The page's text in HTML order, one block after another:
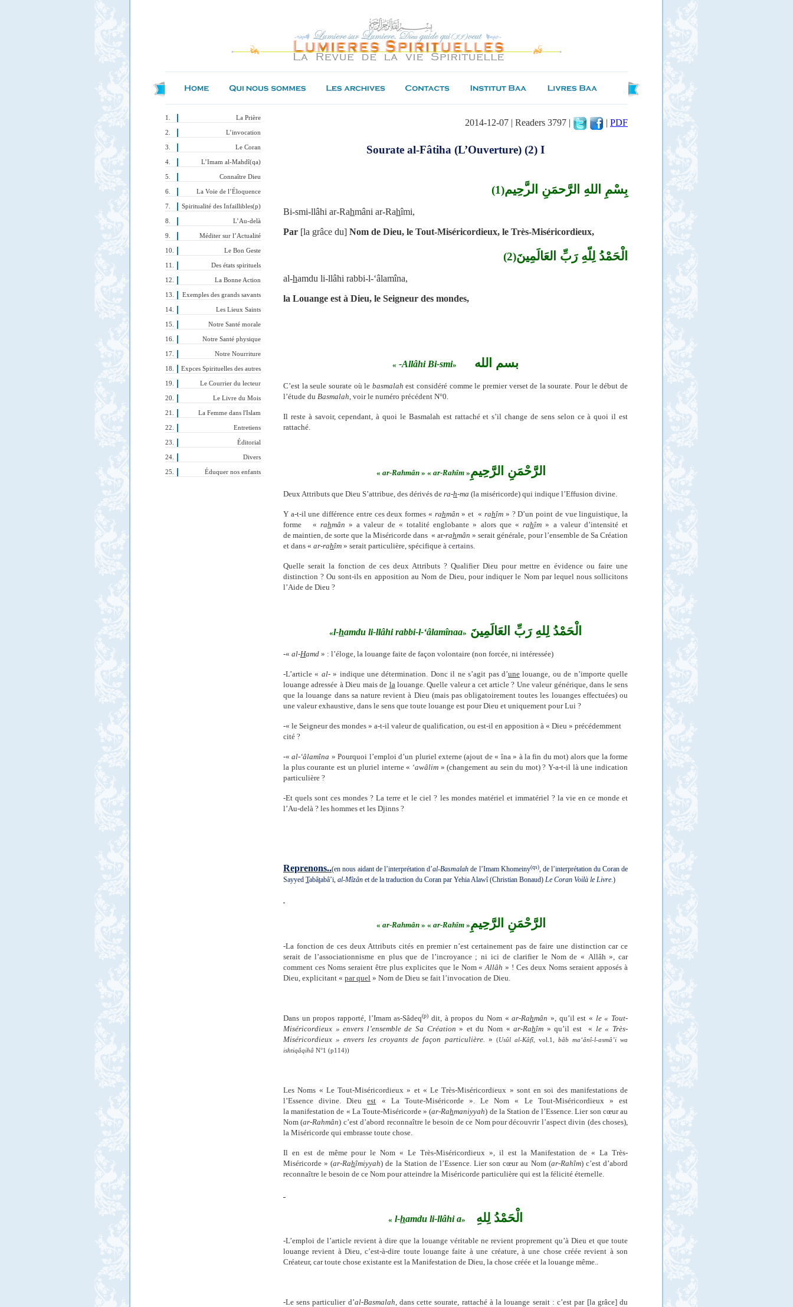
La Prière
L’invocation
Le Coran
L’Imam al-Mahdî(qa)
Connaître Dieu
La Voie de l’Éloquence
Spiritualité des Infaillibles(p)
L’Au-delà
Méditer sur l’Actualité
Le Bon Geste
Des états spirituels
La Bonne Action
Exemples des grands savants
Les Lieux Saints
Notre Santé morale
Notre Santé physique
Notre Nourriture
Expces Spirituelles des autres
Le Courrier du lecteur
Le Livre du Mois
La Femme dans l'Islam
Entretiens
Éditorial
Divers
Éduquer nos enfants
2014-12-07 | Readers 3797 | | PDF
Sourate al-Fâtiha (L’Ouverture) (2) I
بِسْمِ اللهِ الرَّحمَنِ الرحِيم(1)
Bi-smi-llâhi ar-Rahmâni ar-Rahîmi,
Par [la grâce du] Nom de Dieu, le Tout-Miséricordieux, le Très-Miséricordieux,
الْحَمْدُ لِلّهِ رَبِّ العَالَمِينَ(
2
)
al-hamdu li-llâhi rabbi-l-‘âlamîna,
la Louange est à Dieu, le Seigneur des mondes,
بسم الله »
Bi-smi
-Allâhi
«
C’est la seule sourate où le basmalah est considéré comme le premier verset de la sourate. Pour le début de
l’étude du Basmalah, voir le numéro précédent N°0.
Il reste à savoir, cependant, à quoi le Basmalah est rattaché et s’il change de sens selon ce à quoi il est
rattaché.
الرَّحْمَنِ الرَّحِيمِ « ar-Rahmân » « ar-Rahîm»
Deux Attributs que Dieu S’attribue, des dérivés de ra-h-ma (la miséricorde) qui indique l’Effusion divine.
Y a-t-il une différence entre ces deux formes « rahmân» et «rahîm » ? D’un point de vue linguistique, la
forme
« rahmân » a valeur de « totalité englobante » alors que «rahîm» a valeur d’intensité et
de maintien, de sorte que la Miséricorde dans « ar-rahmân» serait générale, pour l’ensemble de Sa Création
et dans « ar-rahîm » serait particulière, spécifique à certains.
Quelle serait la fonction de ces deux Attributs ? Qualifier Dieu pour mettre en évidence ou faire une
distinction ? Ou sont-ils en apposition au Nom de Dieu, pour indiquer le Nom par lequel nous sollicitons
l’Aide de Dieu ?
الْحَمْدُ لِلهِ رَبِّ العَالَمِينَ »
a
l-hamdu li-llâhi rabbi-l-‘âlamîna
«
-« al-Hamd » : l’éloge, la louange faite de façon volontaire (non forcée, ni intéressée)
-L’article « al- » indique une détermination. Donc il ne s’agit pas d’unelouange, ou de n’importe quelle
louange adressée à Dieu mais de la louange. Quelle valeur a cet article ? Une valeur générique, dans le sens
que la louange dans sa nature revient à Dieu (mais pas obligatoirement toutes les louanges effectuées) ou
une valeur exhaustive, dans le sens que toute louange est pour Dieu et uniquement pour Lui ?
-« le Seigneur des mondes » a-t-il valeur de qualification, ou est-il en apposition à « Dieu » précédemment
cité ?
-«al-‘âlamîna » Pourquoi l’emploi d’un pluriel externe (ajout de « îna » à la fin du mot) alors que la forme
la plus courante est un pluriel interne « ‘awâlim » (changement au sein du mot) ? Y-a-t-il là une indication
particulière ?
-Et quels sont ces mondes ? La terre et le ciel ? les mondes matériel et immatériel ? la vie en ce monde et
l’Au-delà ? les hommes et les Djinns ?
Reprenons..(en nous aidant de l’interprétation d’al-Basmalah de l’Imam Khomeiny(qs), de l’interprétation du Coran de
Sayyed Tabâtabâ’i, al-Mîzân et de la traduction du Coran par Yehia Alawî (Christian Bonaud) Le Coran Voilà le Livre.)
الرَّحْمَنِ الرَّحِيمِ « ar-Rahmân » « ar-Rahîm»
-La fonction de ces deux Attributs cités en premier n’est certainement pas de faire une distinction car ce
serait de l’associationnisme en plus que de l’incroyance ; ni ici de clarifier le Nom de « Allâh », car
comment ces Noms seraient être plus explicites que le Nom «Allâh » ! Ces deux Noms seraient apposés à
Dieu, explicitant « par quel » Nom de Dieu se fait l’invocation de Dieu.
Dans un propos rapporté, l’Imam as-Sâdeq(p) dit, à propos du Nom «ar-Rahmân », qu’il est « le « Tout-
Miséricordieux » envers l’ensemble de Sa Création » et du Nom « ar-Rahîm » qu’il est « le « Très-
Miséricordieux » envers les croyants de façon particulière. » (Usûl al-Kâfî, vol.1, bâb ma‘ânî-l-asmâ’i wa
ishtiqâqihâ N°1 (p114))
Les Noms « Le Tout-Miséricordieux » et « Le Très-Miséricordieux » sont en soi des manifestations de
l’Essence divine. Dieuest « La Toute-Miséricorde ». Le Nom « Le Tout-Miséricordieux » est
la manifestation de « La Toute-Miséricorde » (ar-Rahmaniyyah) de la Station de l’Essence. Lier son cœur au
Nom (ar-Rahmân) c’est d’abord reconnaître le besoin de ce Nom pour découvrir l’aspect divin (des choses),
la Miséricorde qui embrasse toute chose.
Il en est de même pour le Nom« Le Très-Miséricordieux », il est la Manifestation de « La Très-
Miséricorde » (ar-Rahîmiyyah) de la Station de l’Essence. Lier son cœur au Nom (ar-Rahîm) c’est d’abord
reconnaître le besoin de ce Nom pour atteindre la Miséricorde particulière qui est la félicité éternelle.
الْحَمْدُ لِلهِ »
a
l-hamdu li-llâhi
«
-L’emploi de l’article revient à dire que la louange véritable ne revient proprement qu’à Dieu et que toute
louange revient à Dieu, c’est-à-dire toute louange faite à une créature, à une chose créée revient à son
Créateur, car toute chose existante est la Manifestation de Dieu, la chose créée et la louange même..
-Le sens particulier d’al-Basmalah, dans cette sourate, rattaché à la louange serait : c’est par [la grâce] du